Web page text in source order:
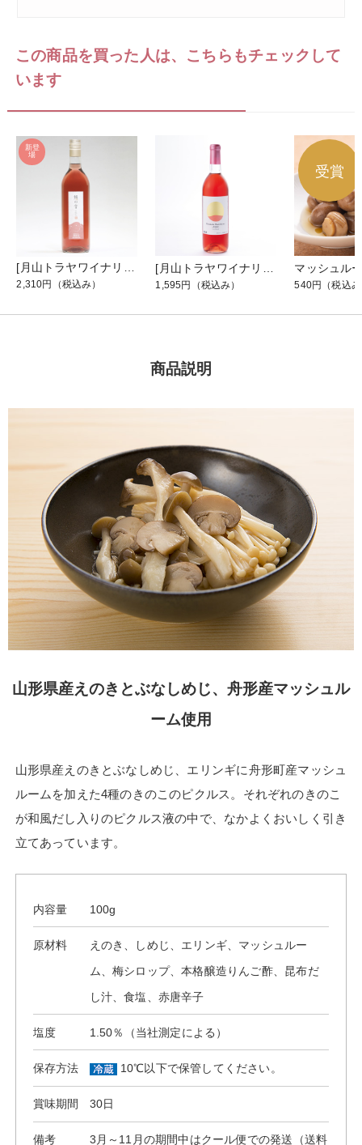
この商品を買った人は、こちらもチェックして
います
[月山トラヤワイナリー] 月山山麓 雉の音(キジノネ) 720ml
2,310円 （税込み）
[月山トラヤワイナリー] 月山山麓(ロゼ) 720ml
1,595円 （税込み） 540円 （税込
商品説明
山形県産えのきとぶなしめじ、舟形産マッシュル
ーム使用
山形県産えのきとぶなしめじ、エリンギに舟形町産マッシュ
ルームを加えた4種のきのこのピクルス。それぞれのきのこ
が和風だし入りのピクルス液の中で、なかよくおいしく引き
立てあっています。
内容量 100g
原材料
えのき、しめじ、エリンギ、マッシュルー
ム、梅シロップ、本格醸造りんご酢、昆布だ
し汁、食塩、赤唐辛子
塩度 1.50％（当社測定による）
保存方法 10℃以下で保管してください。
賞味期間 30日
備考 3月～11月の期間中はクール便での発送（送料